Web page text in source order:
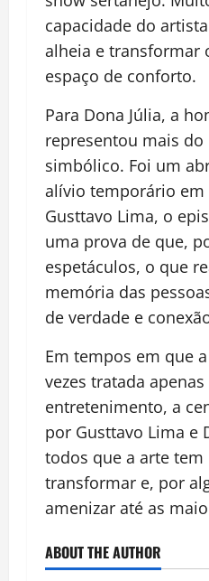
capacidade do
alheia e transformar
espaço de conforto.
Para Dona Júlia, a
representou mais do
simbólico. Foi um
alívio temporário em
Gusttavo Lima, o
uma prova de que,
espetáculos, o que
memória das
de verdade e
Em tempos em que
vezes tratada
entretenimento, a
por Gusttavo Lima e
todos que a arte
transformar e, por
amenizar até as
ABOUT THE AUTHOR